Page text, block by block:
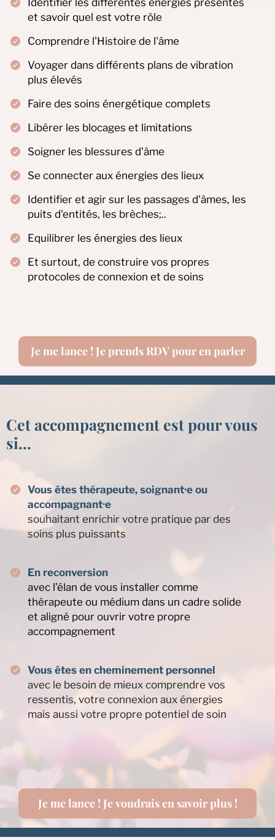
et savoir quel est votre rôle
Comprendre l'Histoire de l'âme
Voyager dans différents plans de vibration
plus élevés
Faire des soins énergétique complets
Libérer les blocages et limitations
Soigner les blessures d'âme
Se connecter aux énergies des lieux
Identifier et agir sur les passages d'âmes, les
puits d'entités, les brèches;..
Equilibrer les énergies des lieux
Et surtout, de construire vos propres
protocoles de connexion et de soins
Je me lance ! Je prends RDV pour en parler
Cet accompagnement est pour vous
si...
Vous êtes thérapeute, soignant·e ou
accompagnant·e
souhaitant enrichir votre pratique par des
soins plus puissants
En reconversion
avec l’élan de vous installer comme
thérapeute ou médium dans un cadre solide
et aligné pour ouvrir votre propre
accompagnement
Vous êtes en cheminement personnel
avec le besoin de mieux comprendre vos
ressentis, votre connexion aux énergies
mais aussi votre propre potentiel de soin
Je me lance ! Je voudrais en savoir plus !